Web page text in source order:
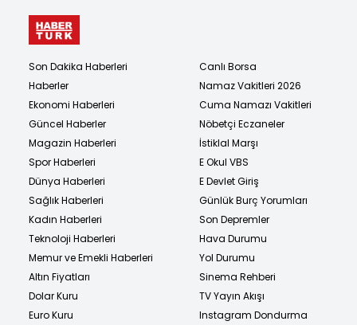
Son Dakika Haberleri
Haberler
Ekonomi Haberleri
Güncel Haberler
Magazin Haberleri
Spor Haberleri
Dünya Haberleri
Sağlık Haberleri
Kadın Haberleri
Teknoloji Haberleri
Memur ve Emekli Haberleri
Altın Fiyatları
Dolar Kuru
Euro Kuru
Canlı Borsa
Namaz Vakitleri 2026
Cuma Namazı Vakitleri
Nöbetçi Eczaneler
İstiklal Marşı
E Okul VBS
E Devlet Giriş
Günlük Burç Yorumları
Son Depremler
Hava Durumu
Yol Durumu
Sinema Rehberi
TV Yayın Akışı
Instagram Dondurma